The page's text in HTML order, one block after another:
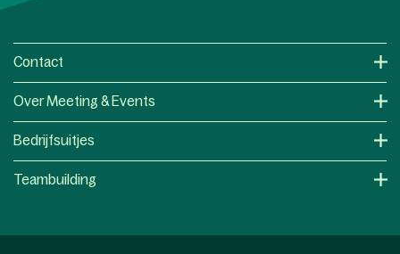
Contact
Over Meeting & Events
Bedrijfsuitjes
Teambuilding